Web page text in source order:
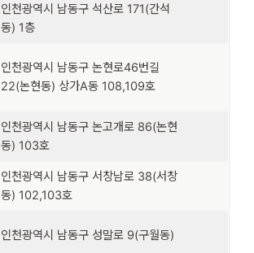
인천광역시 남동구 석산로 171(간석
동) 1층
인천광역시 남동구 논현로46번길
22(논현동) 상가A동 108,109호
인천광역시 남동구 논고개로 86(논현
동) 103호
인천광역시 남동구 서창남로 38(서창
동) 102,103호
인천광역시 남동구 성말로 9(구월동)